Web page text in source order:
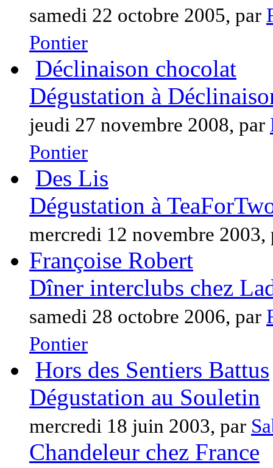
samedi 22 octobre 2005, par
Pontier
Déclinaison chocolat
Dégustation à
jeudi 27 novembre 2008, par
Pontier
Des Lis
Dégustation à
mercredi 12 novembre
Françoise Robert
Dîner interclubs chez
samedi 28 octobre 2006, par
Pontier
Hors des Sentiers Battus
Dégustation au Souletin
mercredi 18 juin 2003, par
Chandeleur chez France